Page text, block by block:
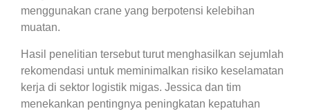
menggunakan crane yang berpotensi kelebihan
muatan.
Hasil penelitian tersebut turut menghasilkan sejumlah
rekomendasi untuk meminimalkan risiko keselamatan
kerja di sektor logistik migas. Jessica dan tim
menekankan pentingnya peningkatan kepatuhan